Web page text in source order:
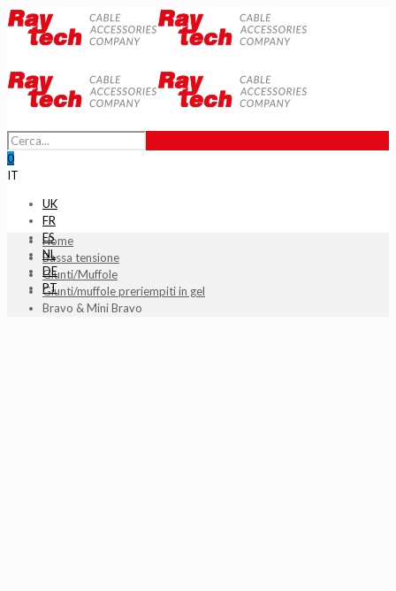
0
IT
UK
FR
ES
NL
DE
PT
Home
Bassa tensione
Giunti/Muffole
Giunti/muffole preriempiti in gel
Bravo & Mini Bravo